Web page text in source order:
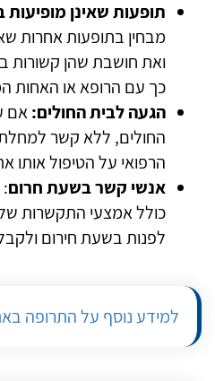
תופעות שאינן
מבחין בתופעות אחרות
ואת חושבת שהן קשורות
כך עם הרופא או האחות
הגעה לבית החולים:אם
החולים, ללא קשר
הרפואי על הטיפול אותו
אנשי קשר בשעת חרום
כולל אמצעי התקשרות
לפנות בשעת חירום
למידע נוסף על התרופה